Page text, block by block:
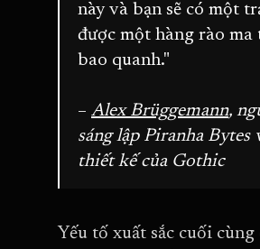
này và bạn sẽ có một
được một hàng rào ma
bao quanh."
– Alex Brüggemann,
sáng lập Piranha Bytes
thiết kế của Gothic
Yếu tố xuất sắc cuối cùng